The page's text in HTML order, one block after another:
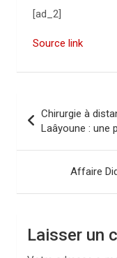
[ad_2]
Source link
v
g
Chirurgie à
Laâyoune : une
Affaire
Laisser un